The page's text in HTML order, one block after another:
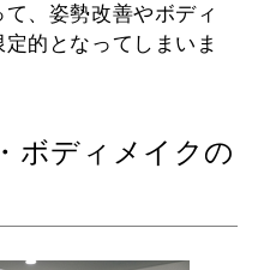
、姿勢改善やボディ
的となってしまいま
ボディメイクの